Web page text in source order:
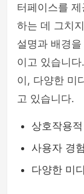
터페이스를
하는 데 그치
설명과 배경
이고 있습니다.
이, 다양한 미
고 있습니다.
상호작용
사용자 경
다양한 미